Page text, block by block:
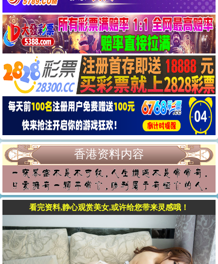
香港资料内容
看完资料,静心观赏美女,或许给您带来灵感哦！